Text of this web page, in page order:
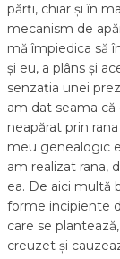
părți, chiar și în
mecanism de
mă împiedica să
și eu, a plâns și
senzația unei
am dat seama
neapărat prin
meu genealogic
am realizat rana,
ea. De aici multă
forme incipiente
care se
creuzet și